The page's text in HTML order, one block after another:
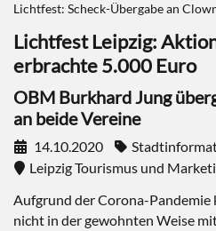
Lichtfest: Scheck-Übergabe an
Lichtfest Leipzig:
erbrachte 5.000 Euro
OBM Burkhard Jung
an beide Vereine
14.10.2020
Leipzig Tourismus und
Aufgrund der Corona-Pandemie
nicht in der gewohnten Weise